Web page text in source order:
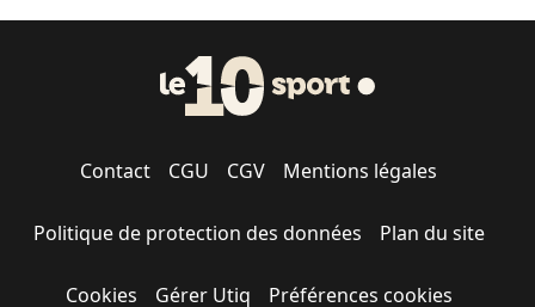
Contact CGU CGV Mentions légales
Politique de protection des données Plan du site
Cookies Gérer Utiq Préférences cookies